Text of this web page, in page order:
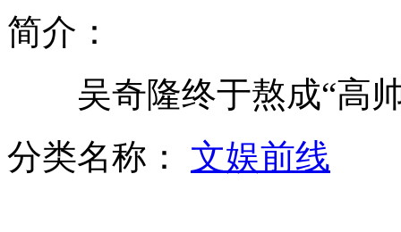
足球反赌 四名"国脚"将在沈阳受审
简介：
吴奇隆终于熬成“高帅
分类名称： 文娱前线